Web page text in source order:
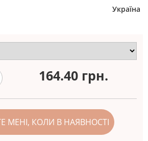
Україна
164.40 грн.
МЕНІ, КОЛИ В НАЯВНОСТІ